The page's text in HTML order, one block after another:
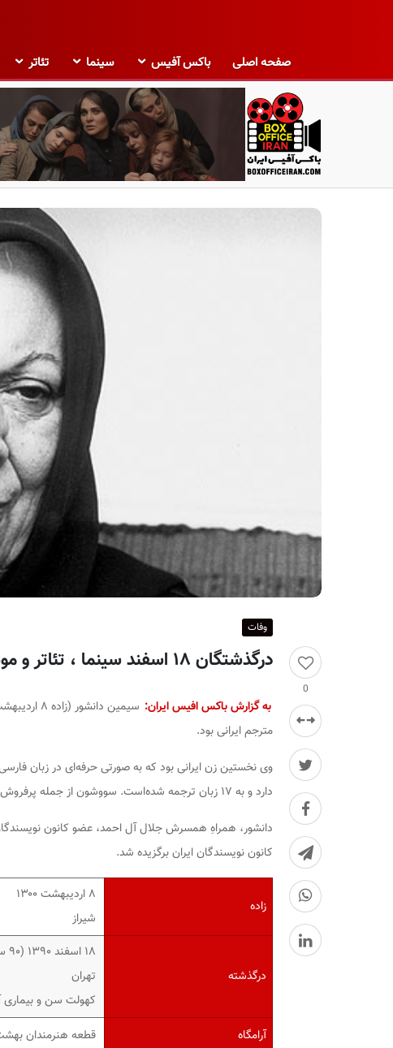
صفحه اصلی باکس آفیس سینما تئاتر
ب
0
وفات
درگذشتگان ۱۸ اسفند سینما ، تئاتر و موسیقی؛ سیمین دانشور
به گزارش باکس افیس ایران:
مترجم ایرانی بود.
وی نخستین زن ایرانی بود که به صورتی حرفه‌ای در زبان
دارد و به ۱۷ زبان ترجمه شده‌است.
سووشوناز جمله
کانون نویسندگان ایران برگزیده شد.
زاده
۸ اردیبهشت ۱۳۰۰
شیراز
درگذشته
۱۸ اسفند ۱۳۹۰ (۹۰ سال)
تهران
کهولت سن و بیماری
آرامگاه
قطعه هنرمندان